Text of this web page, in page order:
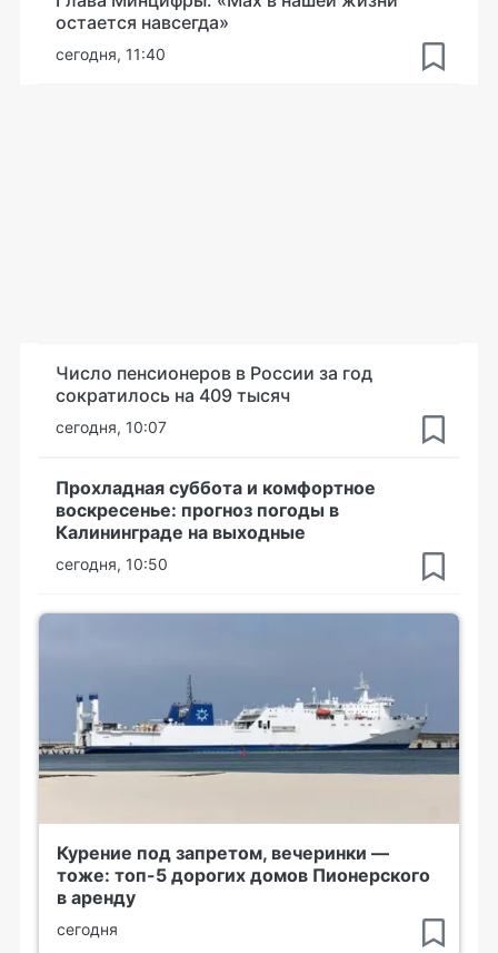
остается навсегда»
сегодня, 11:40
Число пенсионеров в России за год
сократилось на 409 тысяч
сегодня, 10:07
Прохладная суббота и комфортное
воскресенье: прогноз погоды в
Калининграде на выходные
сегодня, 10:50
Курение под запретом, вечеринки —
тоже: топ-5 дорогих домов Пионерского
в аренду
сегодня